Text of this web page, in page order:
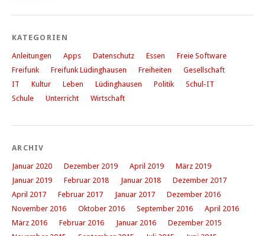
KATEGORIEN
Anleitungen Apps Datenschutz Essen
Freie Software
Freifunk
Freifunk Lüdinghausen Freiheiten
Gesellschaft
IT
Kultur Leben Lüdinghausen Politik
Schul-IT
Schule
Unterricht Wirtschaft
ARCHIV
Januar 2020 Dezember 2019 April 2019
März 2019
Januar 2019
Februar 2018 Januar 2018
Dezember 2017
April 2017
Februar 2017 Januar 2017
Dezember 2016
November 2016
Oktober 2016 September 2016
April 2016
März 2016
Februar 2016 Januar 2016
Dezember 2015